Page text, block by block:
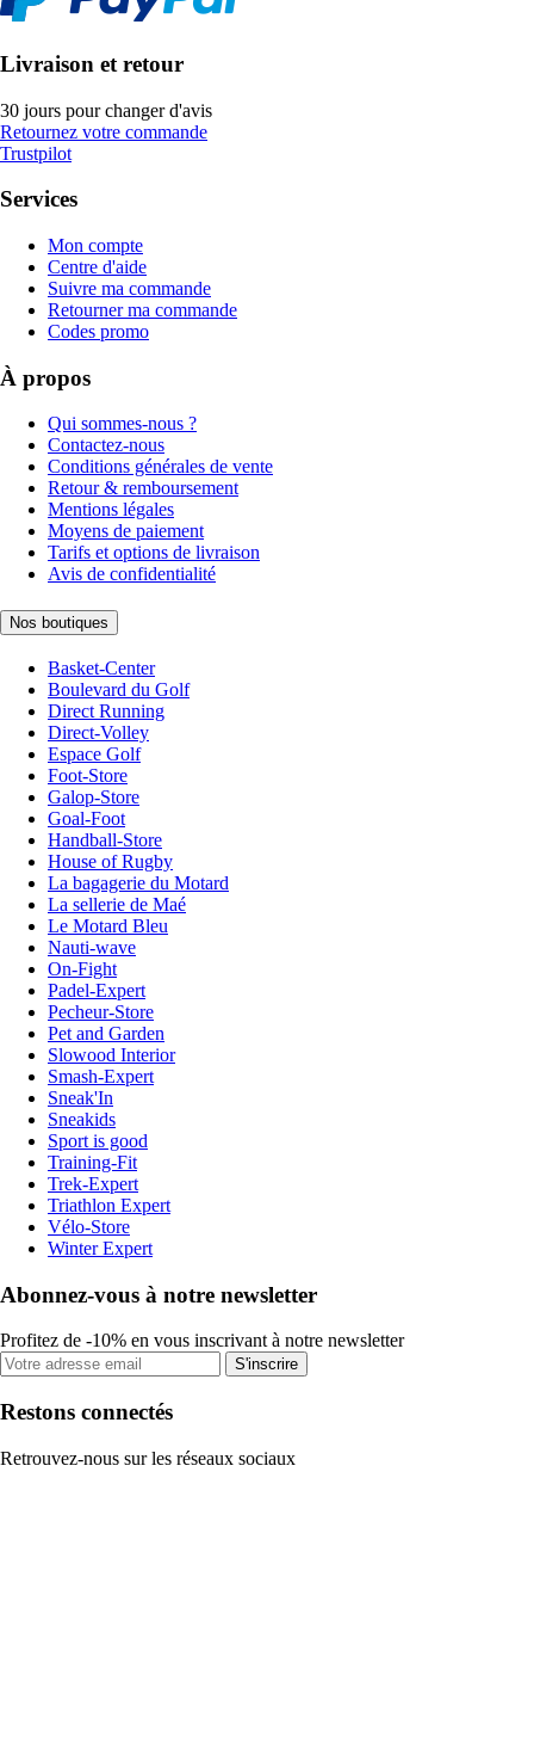
Livraison et retour
30 jours pour changer d'avis
Retournez votre commande
Trustpilot
Services
Mon compte
Centre d'aide
Suivre ma commande
Retourner ma commande
Codes promo
À propos
Qui sommes-nous ?
Contactez-nous
Conditions générales de vente
Retour & remboursement
Mentions légales
Moyens de paiement
Tarifs et options de livraison
Avis de confidentialité
Nos boutiques
Basket-Center
Boulevard du Golf
Direct Running
Direct-Volley
Espace Golf
Foot-Store
Galop-Store
Goal-Foot
Handball-Store
House of Rugby
La bagagerie du Motard
La sellerie de Maé
Le Motard Bleu
Nauti-wave
On-Fight
Padel-Expert
Pecheur-Store
Pet and Garden
Slowood Interior
Smash-Expert
Sneak'In
Sneakids
Sport is good
Training-Fit
Trek-Expert
Triathlon Expert
Vélo-Store
Winter Expert
Abonnez-vous à notre newsletter
Profitez de -10% en vous inscrivant à notre newsletter
S'inscrire
Restons connectés
Retrouvez-nous sur les réseaux sociaux